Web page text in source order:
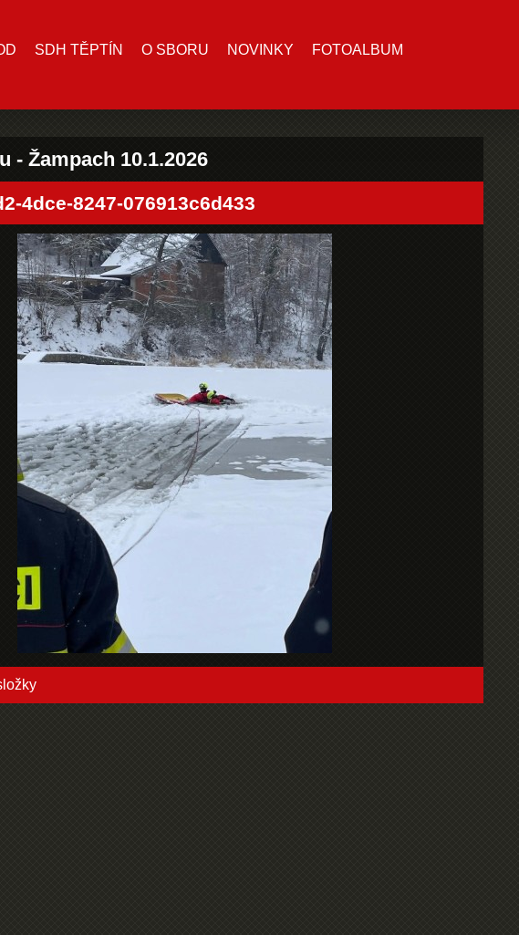
SDH TĚPTÍN O SBORU NOVINKY FOTOALBUM
- Žampach 10.1.2026
4dce-8247-076913c6d433